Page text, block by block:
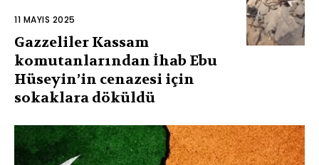
11 MAYIS 2025
Gazzeliler Kassam
komutanlarından İhab Ebu
Hüseyin’in cenazesi için
sokaklara döküldü